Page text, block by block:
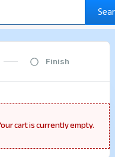
Finish
cart is currently empty.